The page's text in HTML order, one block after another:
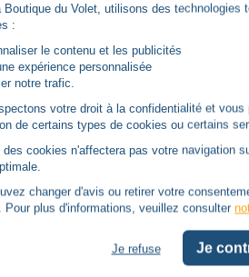
compatibles
Boutique du Volet, utilisons des
:
le contenu et les publicités
expérience personnalisée
notre trafic.
votre droit à la confidentialité et
de certains types de cookies ou certains
des cookies n'affectera pas votre navigation
changer d'avis ou retirer votre
Pour plus d'informations, veuillez consulter
Je refuse Je